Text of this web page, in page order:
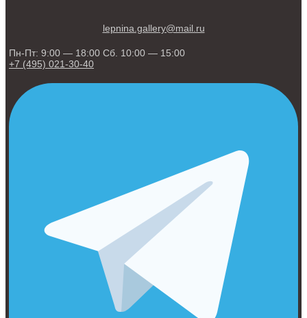
lepnina.gallery@mail.ru
Пн-Пт: 9:00 — 18:00 Сб. 10:00 — 15:00
+7 (495) 021-30-40